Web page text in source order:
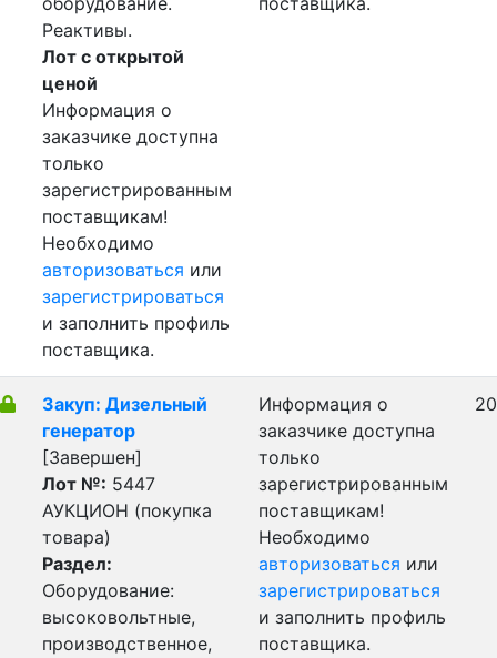
Реактивы.
Лот с открытой
ценой
Информация о
заказчике доступна
только
зарегистрированным
поставщикам!
Необходимо
авторизоваться или
зарегистрироваться
и заполнить профиль
поставщика.
Закуп: Дизельный
генератор
[Завершен]
Лот №: 5447
АУКЦИОН (покупка
товара)
Раздел:
Оборудование:
высоковольтные,
производственное,
Информация о
заказчике доступна
только
зарегистрированным
поставщикам!
Необходимо
авторизоваться или
зарегистрироваться
и заполнить профиль
поставщика.